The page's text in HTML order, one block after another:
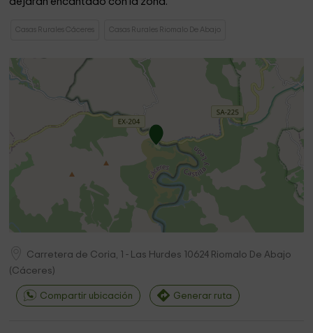
Casas Rurales Cáceres Casas Rurales Riomalo De Abajo
Carretera de Coria, 1 - Las Hurdes 10624 Riomalo De Abajo
(Cáceres)
Compartir ubicación Generar ruta